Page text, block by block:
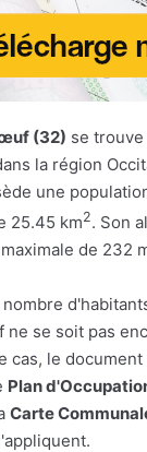
(32) se
la région
une
25.45 km2. Son
de 232
se soit pas
cas, le
Plan
Carte